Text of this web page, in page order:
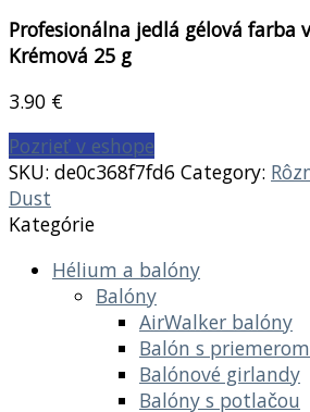
Profesionálna jedlá gélová farba
Krémová 25 g
3.90 €
Pozrieť v eshope
SKU: de0c368f7fd6 Category:
Dust
Kategórie
Hélium a balóny
Balóny
AirWalker balóny
Balón s
Balónové girlandy
Balóny s potlačou